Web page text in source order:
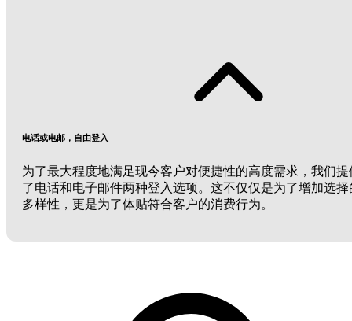
电话或电邮，自由登入
为了最大程度地满足现今客户对便捷性的高度需求，我们提
了电话和电子邮件两种登入选项。这不仅仅是为了增加选择
多样性，更是为了体贴符合客户的消费行为。